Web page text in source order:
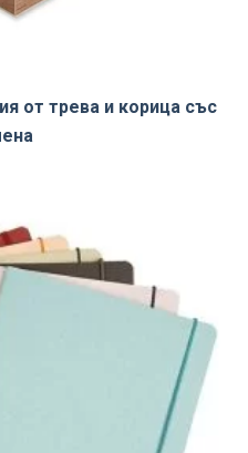
от трева и корица със